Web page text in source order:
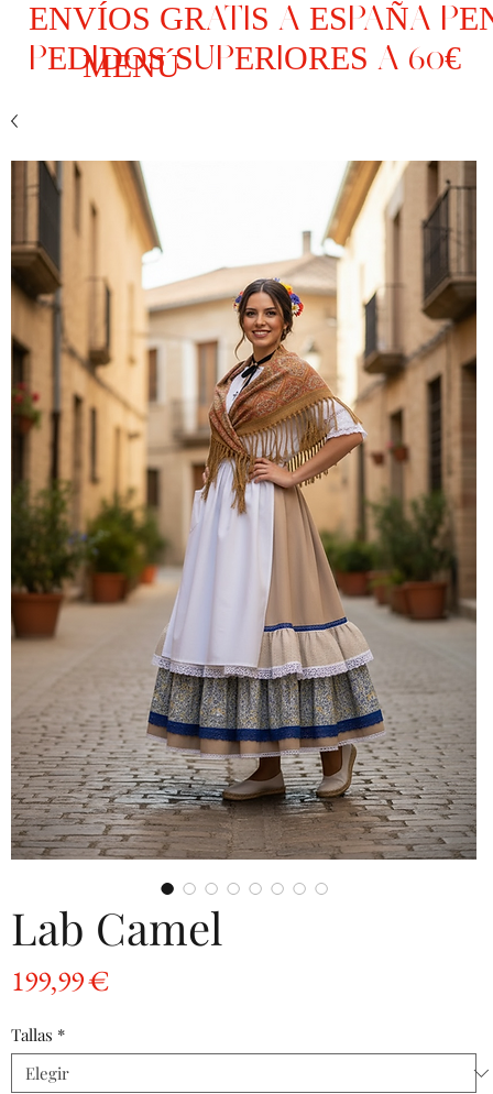
MENÚ
ENVÍOS GRATIS A ESPAÑA
PEDIDOS SUPERIORES A 60€
Lab Camel
199,99 €Precio
Tallas *